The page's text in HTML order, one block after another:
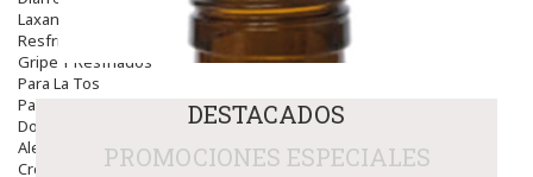
Laxantes
Resfriados
Gripe Y Resfriados
Para La Tos
Para Descongestionar La Nariz
Dolor De Garganta
Alergias Y Picaduras
Cremas
DESTACADOS
PROMOCIONES ESPECIALES